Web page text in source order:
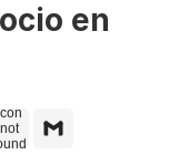
en
Icon
not